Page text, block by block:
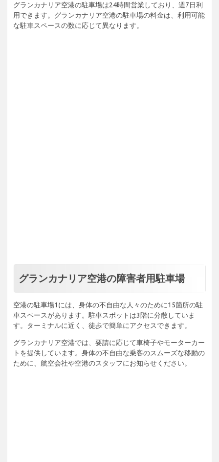
グランカナリア空港の駐車場は24時間営業しており、週7日利
用できます。グランカナリア空港の駐車場の料金は、利用可能
な駐車スペースの数に応じて異なります。
グランカナリア空港の障害者用駐車場
空港の駐車場1には、身体の不自由な人々のために15箇所の駐
車スペースがあります。駐車スポットは3階に分散していま
す。ターミナルに近く、徒歩で簡単にアクセスできます。
グランカナリア空港では、要請に応じて車椅子やモーターカー
トを提供しています。身体の不自由な乗客のスムーズな移動の
ために、航空会社や空港のスタッフにお知らせください。